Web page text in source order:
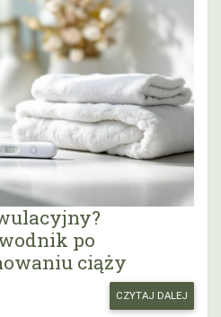
po
ciąży
CZYTAJ DALEJ